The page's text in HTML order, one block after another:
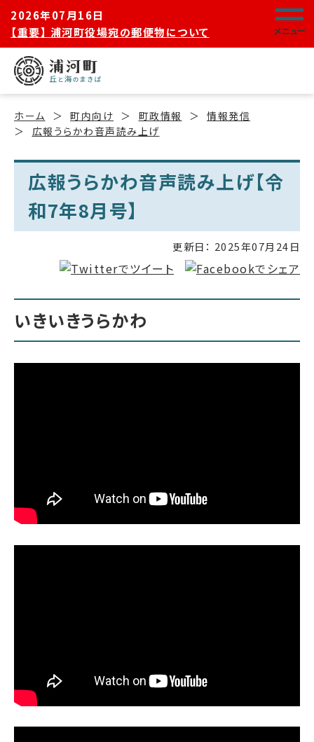
2026年07月16日
【重要】 浦河町役場宛の郵便物について
メニュー
ホーム 町内向け 町政情報
情報発信
広報うらかわ音声読み上げ
広報うらかわ音声読み上げ【令
和7年8月号】
更新日： 2025年07月24日
いきいきうらかわ